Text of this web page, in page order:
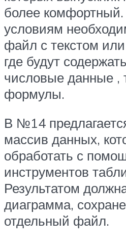
более
условиям
файл с текстом
где будут
числовые данные ,
формулы.
В №14
массив данных,
обработать с
инструментов
Результатом
диаграмма,
отдельный файл.